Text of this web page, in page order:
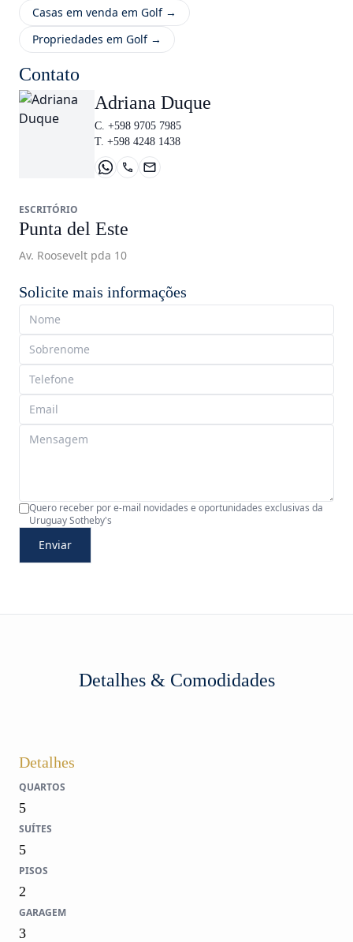
Casas em venda em Golf →
Propriedades em Golf →
Contato
Adriana Duque
C. +598 9705 7985
T. +598 4248 1438
ESCRITÓRIO
Punta del Este
Av. Roosevelt pda 10
Solicite mais informações
Quero receber por e-mail novidades e oportunidades exclusivas da
Uruguay Sotheby's
Enviar
Detalhes & Comodidades
Detalhes
QUARTOS
5
SUÍTES
5
PISOS
2
GARAGEM
3